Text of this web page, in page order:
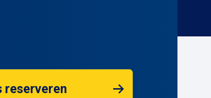
reserveren